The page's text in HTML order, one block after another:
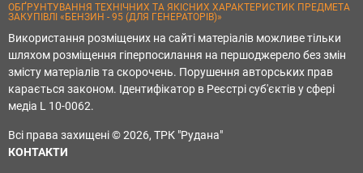
ОБҐРУНТУВАННЯ ТЕХНІЧНИХ ТА ЯКІСНИХ ХАРАКТЕРИСТИК ПРЕДМЕТА
ЗАКУПІВЛІ «БЕНЗИН - 95 (ДЛЯ ГЕНЕРАТОРІВ)»
Використання розміщених на сайті матеріалів можливе тільки
шляхом розміщення гіперпосилання на першоджерело без змін
змісту матеріалів та скорочень. Порушення авторських прав
карається законом. Ідентифікатор в Реєстрі суб'єктів у сфері
медіа L 10-0062.
Всі права захищені © 2026, ТРК "Рудана"
КОНТАКТИ